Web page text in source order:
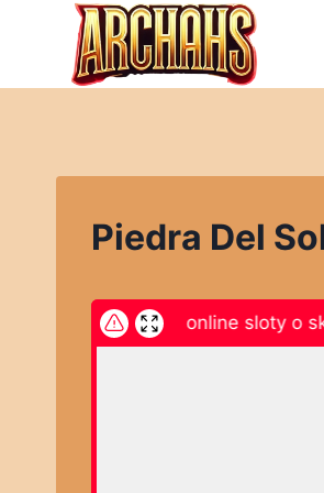
Přeskočit
Piedra Del
zde a hrajte online sloty o